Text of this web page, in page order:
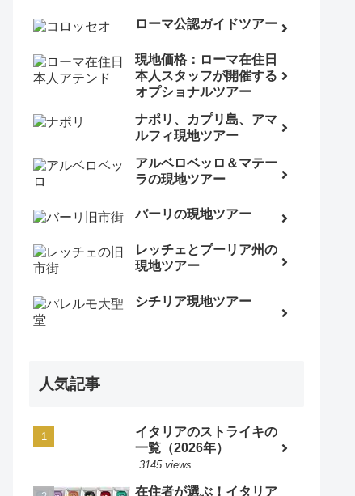
ローマ公認ガイドツアー
現地価格：ローマ在住日
本人スタッフが開催する
オプショナルツアー
ナポリ、カプリ島、アマ
ルフィ現地ツアー
アルベロベッロ＆マテー
ラの現地ツアー
バーリの現地ツアー
レッチェとプーリア州の
現地ツアー
シチリア現地ツアー
人気記事
イタリアのストライキの
一覧（2026年）
3145 views
在住者が選ぶ！イタリア